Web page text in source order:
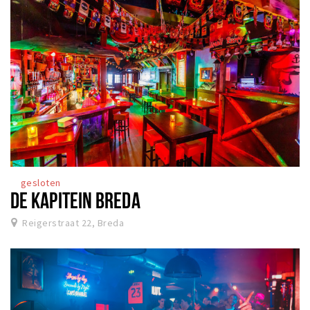
gesloten
DE KAPITEIN BREDA
Reigerstraat 22, Breda